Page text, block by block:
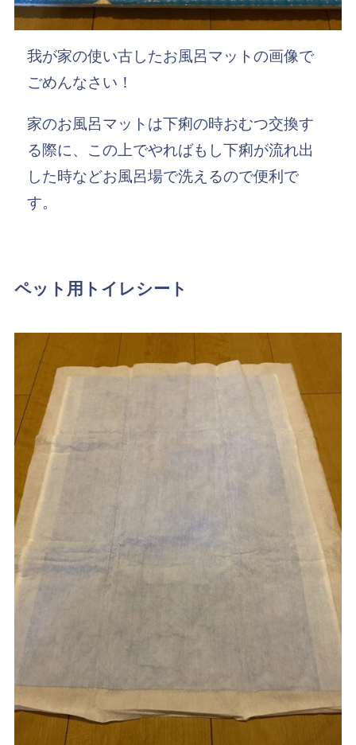
我が家の使い古したお風呂マットの画像で
ごめんなさい！
家のお風呂マットは下痢の時おむつ交換す
る際に、この上でやればもし下痢が流れ出
した時などお風呂場で洗えるので便利で
す。
ペット用トイレシート